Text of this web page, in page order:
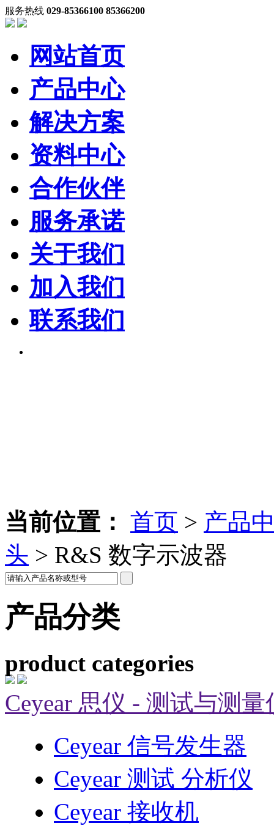
服务热线 029-85366100 85366200
网站首页
产品中心
解决方案
资料中心
合作伙伴
服务承诺
关于我们
加入我们
联系我们
当前位置： 首页 > 产品
头 > R&S 数字示波器
产品分类
product categories
Ceyear 思仪 - 测试与测量
Ceyear 信号发生器
Ceyear 测试 分析仪
Ceyear 接收机